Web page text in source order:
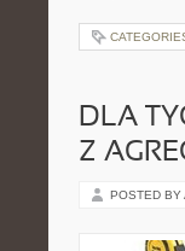
DLA
Z
POSTED BY